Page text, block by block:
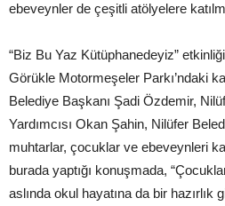
ebeveynler de çeşitli atölyelere
“Biz Bu Yaz Kütüphanedeyiz”
Görükle Motormeşeler Parkı’ndaki
Belediye Başkanı Şadi Özdemir,
Yardımcısı Okan Şahin, Nilüfer
muhtarlar, çocuklar ve ebeveynleri
burada yaptığı konuşmada,
aslında okul hayatına da bir hazırlık